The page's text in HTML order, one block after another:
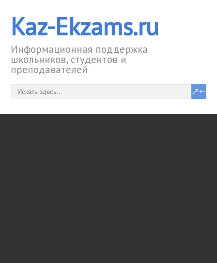
Kaz-Ekzams.ru
Информационная поддержка
школьников, студентов и
преподавателей